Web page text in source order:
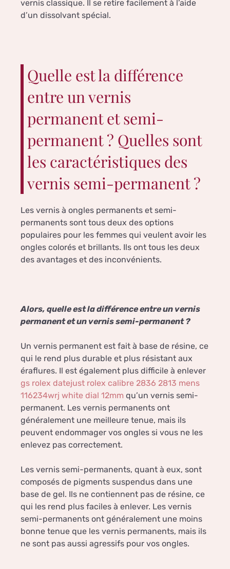
vernis classique. Il se retire facilement à l’aide
d’un dissolvant spécial.
Quelle est la différence
entre un vernis
permanent et semi-
permanent ? Quelles sont
les caractéristiques des
vernis semi-permanent ?
Les vernis à ongles permanents et semi-
permanents sont tous deux des options
populaires pour les femmes qui veulent avoir les
ongles colorés et brillants. Ils ont tous les deux
des avantages et des inconvénients.
Alors, quelle est la différence entre un vernis
permanent et un vernis semi-permanent ?
Un vernis permanent est fait à base de résine, ce
qui le rend plus durable et plus résistant aux
éraflures. Il est également plus difficile à enlever
gs rolex datejust rolex calibre 2836 2813 mens
116234wrj white dial 12mm qu’un vernis semi-
permanent. Les vernis permanents ont
généralement une meilleure tenue, mais ils
peuvent endommager vos ongles si vous ne les
enlevez pas correctement.
Les vernis semi-permanents, quant à eux, sont
composés de pigments suspendus dans une
base de gel. Ils ne contiennent pas de résine, ce
qui les rend plus faciles à enlever. Les vernis
semi-permanents ont généralement une moins
bonne tenue que les vernis permanents, mais ils
ne sont pas aussi agressifs pour vos ongles.